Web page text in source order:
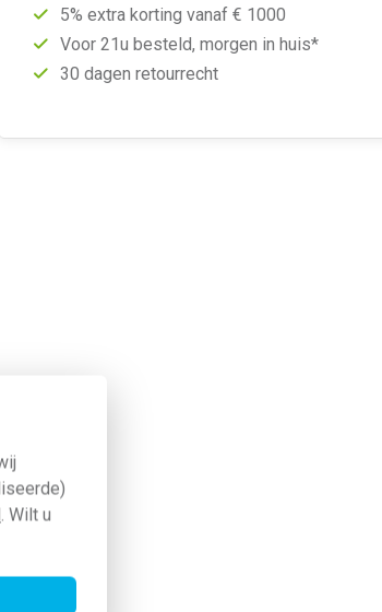
. Wilt u
5% extra korting vanaf € 1000
Voor 21u besteld, morgen in huis*
30 dagen retourrecht